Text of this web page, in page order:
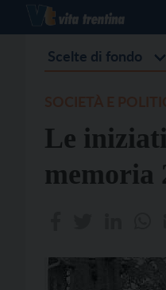
Scelte di fondo
Le
memoria